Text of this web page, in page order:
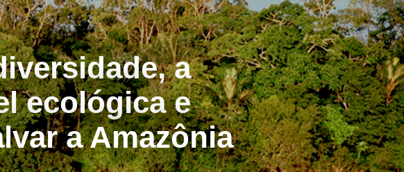
a
ecológica e
a Amazônia